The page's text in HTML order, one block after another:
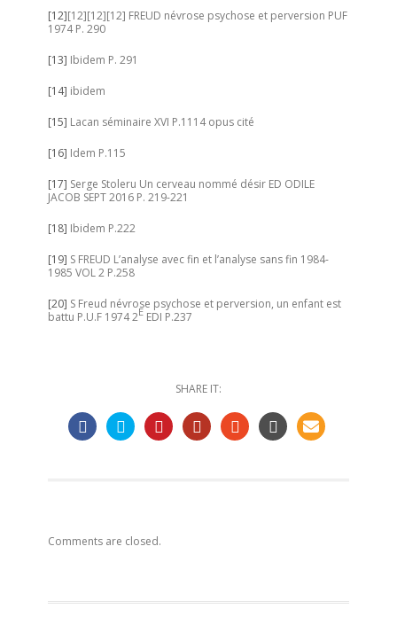
[12][12][12][12] FREUD névrose psychose et perversion PUF
1974 P. 290
[13] Ibidem P. 291
[14] ibidem
[15] Lacan séminaire XVI P.1114 opus cité
[16] Idem P.115
[17] Serge Stoleru Un cerveau nommé désir ED ODILE
JACOB SEPT 2016 P. 219-221
[18] Ibidem P.222
[19] S FREUD L’analyse avec fin et l’analyse sans fin 1984-
1985 VOL 2 P.258
[20] S Freud névrose psychose et perversion, un enfant est
battu P.U.F 1974 2E EDI P.237
SHARE IT:
Comments are closed.